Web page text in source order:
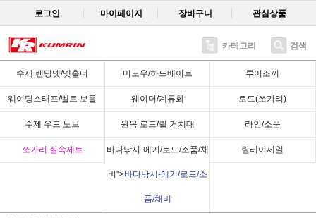
로그인 마이페이지 장바구니 관심상품
카테고리 검색
수제 랜딩넷/넷홀더 미노우/하드베이트 루어조끼
웨이딩스태프/벨트 보틀 웨이더/계류화 로드(쏘가리)
수제 우드 노브 원목 로드/릴 거치대 라인/소품
쏘가리 실속세트 바다낚시-에기/로드/소품/채
비">바다낚시-에기/로드/소
품/채비
릴레이세일
Recent